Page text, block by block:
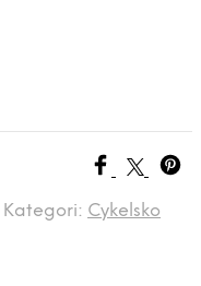
Kategori: Cykelsko